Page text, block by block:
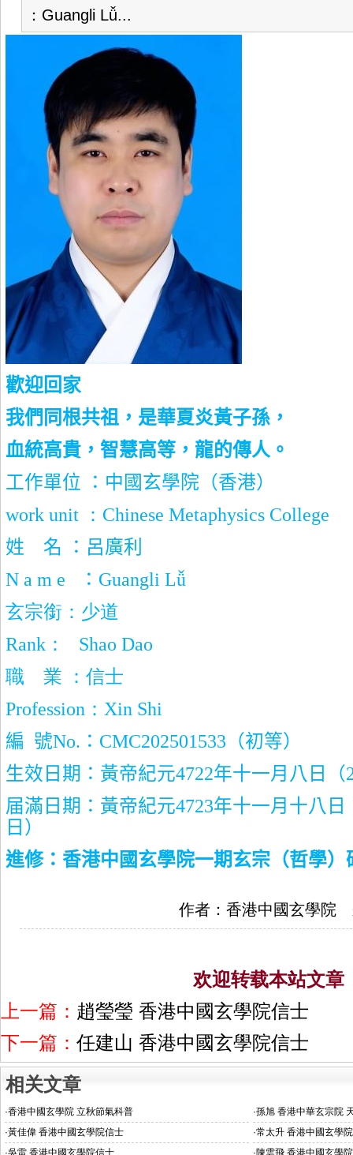
：Guangli Lǚ...
歡迎回家
我們同根共祖，是華夏炎黃子孫，
血統高貴，智慧高等，龍的傳人。
工作單位 ：中國玄學院（香港）
work unit
： Chinese Metaphysics College
姓
名 ：呂廣利
N a m e
： Guangli Lǚ
玄宗銜：少道
Rank ：
Shao Dao
職
業 ：信士
Profession ： Xin Shi
編 號No. ： CMC202501533 （初等）
生效日期：黃帝紀元4722年十一月八日（
届滿日期：黃帝紀元4723年十一月十八日
日）
進修：香港中國玄學院一期玄宗（哲學）
作者：香港中國玄學院
欢迎转载本站文章
上一篇： 趙瑩瑩 香港中國玄學院信士
下一篇： 任建山 香港中國玄學院信士
相关文章
·香港中國玄學院 立秋節氣科普 ·孫旭 香港中華玄宗院
·黃佳偉 香港中國玄學院信士 ·常太升 香港中國玄學
·吳雷 香港中國玄學院信士 ·陳雲飛 香港中國玄學